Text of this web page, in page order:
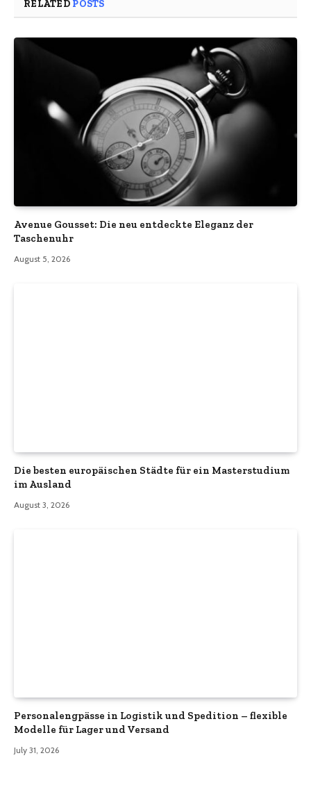
RELATED POSTS
Avenue Gousset: Die neu entdeckte Eleganz der
Taschenuhr
August 5, 2026
Die besten europäischen Städte für ein Masterstudium
im Ausland
August 3, 2026
Personalengpässe in Logistik und Spedition – flexible
Modelle für Lager und Versand
July 31, 2026